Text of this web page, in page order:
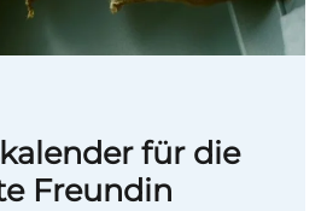
für die
Freundin